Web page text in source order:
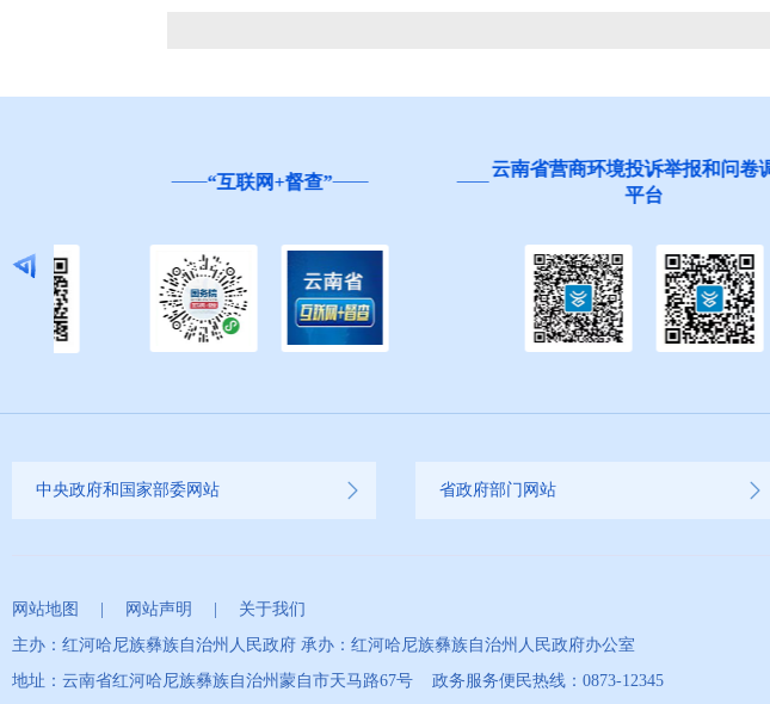
“互联网+督查”
云南省营商环境投诉举报和问卷调查
平台
中央政府和国家部委网站 省政府部门网站
网站地图 网站声明
关于我们
主办：红河哈尼族彝族自治州人民政府 承办：红河哈尼族彝族自治州人民政府办公室
地址：云南省红河哈尼族彝族自治州蒙自市天马路67号 政务服务便民热线：0873-12345